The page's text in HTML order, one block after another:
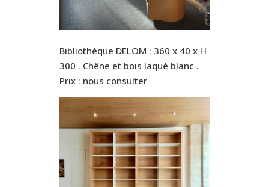
Bibliothèque DELOM : 360 x 40 x H
300 . Chêne et bois laqué blanc .
Prix : nous consulter